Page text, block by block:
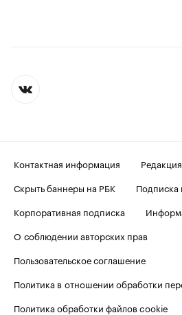
Контактная информация
Редакция
Скрыть баннеры на РБК
Подписка
Корпоративная подписка
О соблюдении авторских прав
Пользовательское соглашение
Политика в отношении обработки
Политика обработки файлов cookie